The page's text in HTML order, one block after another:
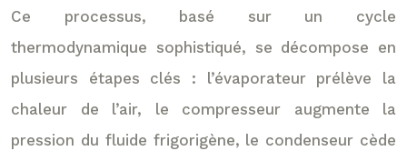
Ce processus, basé sur un cycle
thermodynamique sophistiqué, se décompose en
plusieurs étapes clés : l’évaporateur prélève la
chaleur de l’air, le compresseur augmente la
pression du fluide frigorigène, le condenseur cède